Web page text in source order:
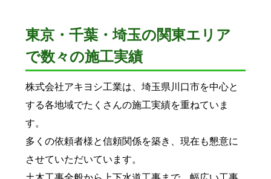
東京・千葉・埼玉の関東エリア
で数々の施工実績
株式会社アキヨシ工業は、埼玉県川口市を中心と
する各地域でたくさんの施工実績を重ねていま
す。
多くの依頼者様と信頼関係を築き、現在も懇意に
させていただいています。